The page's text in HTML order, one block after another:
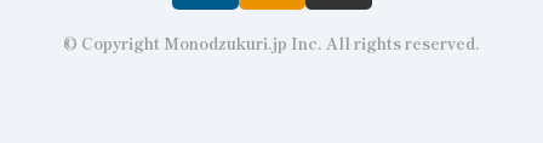
© Copyright Monodzukuri.jp Inc. All rights reserved.